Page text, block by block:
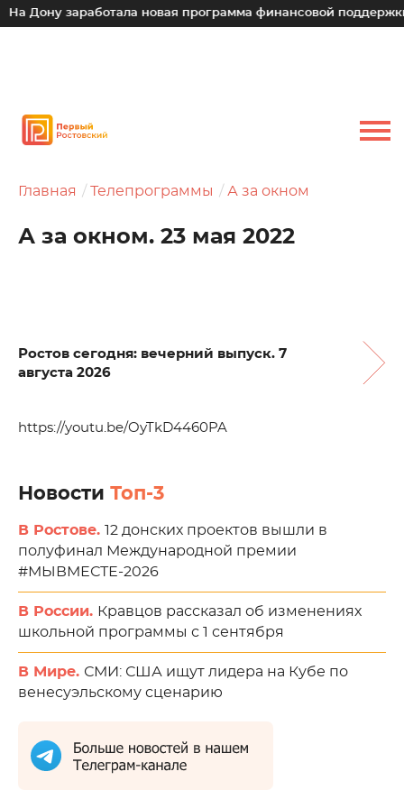
заработала новая программа финансовой поддержки для
Главная Телепрограммы А за окном
А за окном. 23 мая 2022
Ростов сегодня: вечерний выпуск. 7
августа 2026
https://youtu.be/OyTkD4460PA
Новости Топ-3
В Ростове. 12 донских проектов вышли в
полуфинал Международной премии
#МЫВМЕСТЕ-2026
В России. Кравцов рассказал об изменениях
школьной программы с 1 сентября
В Мире. СМИ: США ищут лидера на Кубе по
венесуэльскому сценарию